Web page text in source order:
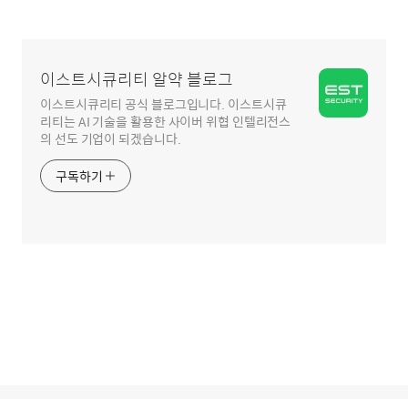
이스트시큐리티 알약 블로그
이스트시큐리티 공식 블로그입니다. 이스트시큐
리티는 AI 기술을 활용한 사이버 위협 인텔리전스
의 선도 기업이 되겠습니다.
구독하기